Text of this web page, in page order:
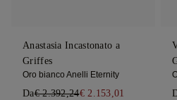
Anastasia Incastonato a
Griffes
Oro bianco Anelli Eternity
Da€ 2.392,24€ 2.153,01